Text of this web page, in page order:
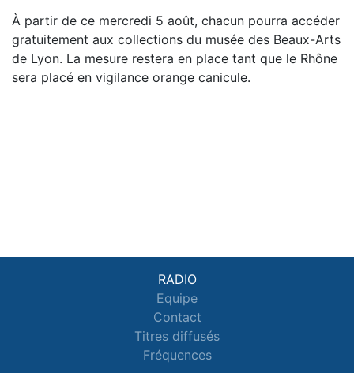
À partir de ce mercredi 5 août, chacun pourra accéder
gratuitement aux collections du musée des Beaux-Arts
de Lyon. La mesure restera en place tant que le Rhône
sera placé en vigilance orange canicule.
RADIO
Equipe
Contact
Titres diffusés
Fréquences